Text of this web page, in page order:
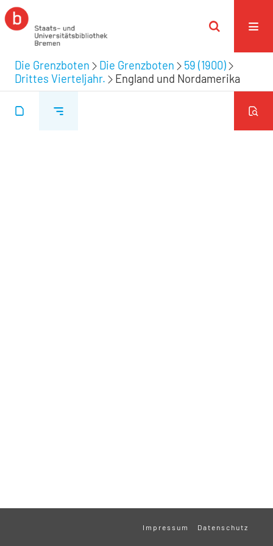
Die Grenzboten Die Grenzboten
59 (1900)
Drittes Vierteljahr.
England und Nordamerika
Impressum Datenschutz